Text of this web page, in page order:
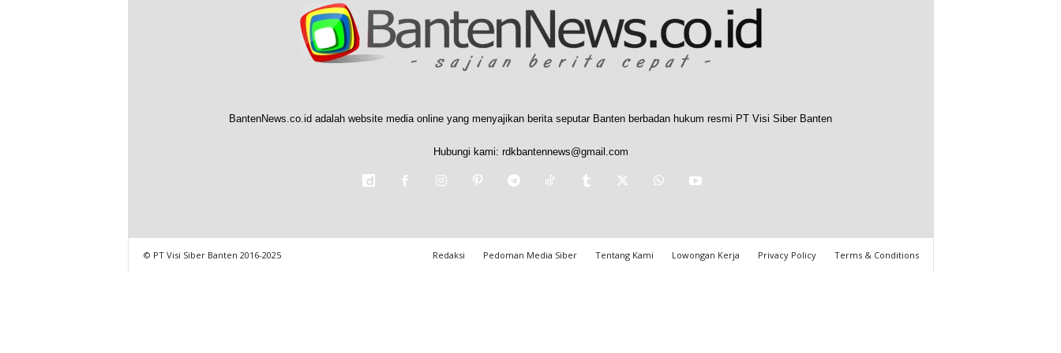
BantenNews.co.id adalah website media online yang menyajikan berita seputar Banten berbadan hukum resmi PT Visi Siber Banten
Hubungi kami: rdkbantennews@gmail.com
Redaksi Pedoman Media Siber Tentang Kami Lowongan Kerja Privacy Policy Terms & Conditions
© PT Visi Siber Banten 2016-2025